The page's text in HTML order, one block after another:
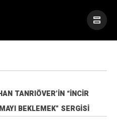
TANRIÖVER’IN “İNCIR
BEKLEMEK” SERGISI